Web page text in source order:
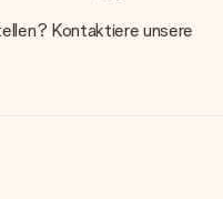
Kontaktiere unsere